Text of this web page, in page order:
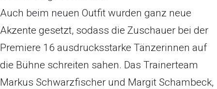
Auch beim neuen Outfit wurden ganz neue
Akzente gesetzt, sodass die Zuschauer bei der
Premiere 16 ausdrucksstarke Tänzerinnen auf
die Bühne schreiten sahen. Das Trainerteam
Markus Schwarzfischer und Margit Schambeck,